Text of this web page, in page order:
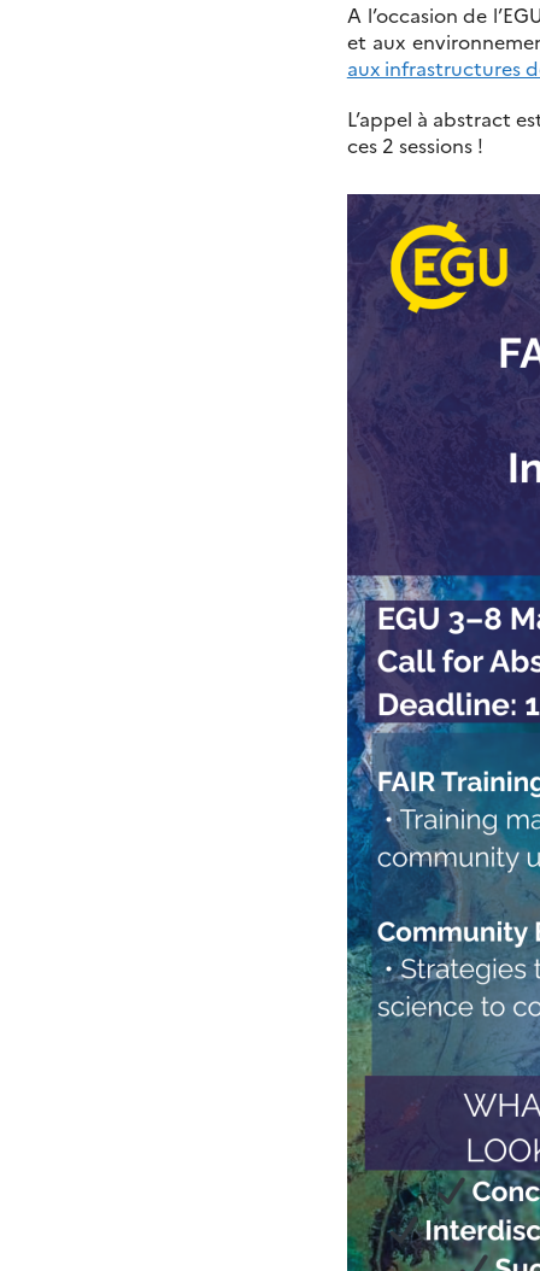
A l’occasion de
et aux
aux infrastructures
L’appel à abstract
ces 2 sessions !